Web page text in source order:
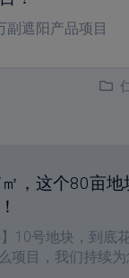
副遮阳产品项目
，这个80亩地
10号地块，到底
项目，我们持续为